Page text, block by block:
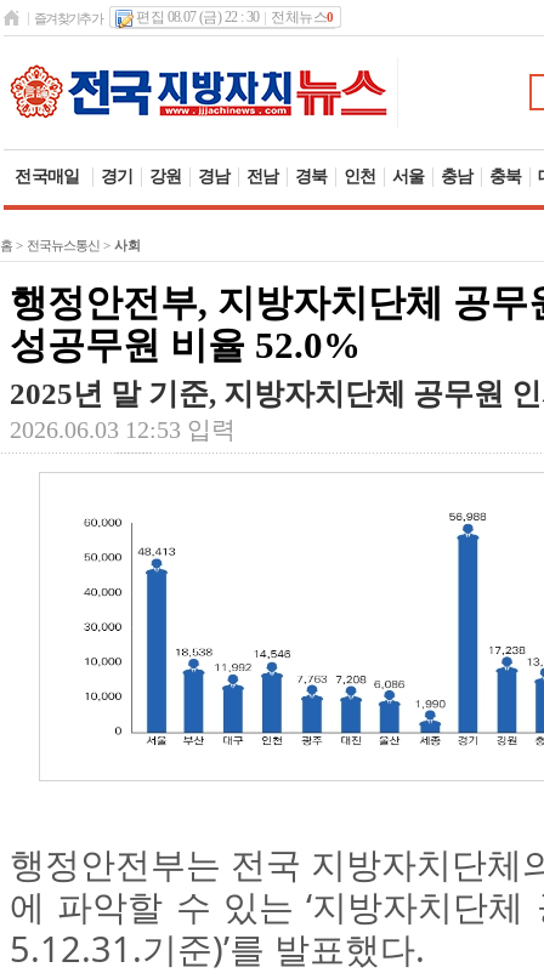
즐겨찾기추가 편집 08.07 (금) 22 : 30 전체뉴스0
전국매일 경기 강원 경남 전남 경북 인천 서울 충남 충북
홈 > 전국뉴스통신 > 사회
행정안전부, 지방자치단체 공무
성공무원 비율 52.0%
2025년 말 기준, 지방자치단체 공무원
2026.06.03 12:53 입력
행정안전부는 전국 지방자치단체
에 파악할 수 있는 ‘지방자치단
5.12.31.기준)’를 발표했다.